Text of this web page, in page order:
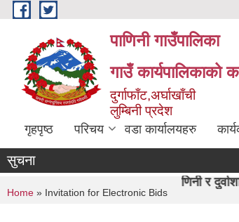
Skip to main content
पाणिनी गाउँपालिका
गाउँ कार्यपालिकाको
दुर्गाफाँट,अर्घाखाँची
लुम्बिनी प्रदेश
गृहपृष्ठ परिचय वडा कार्यालयहरु
"पाणिनी र दुर्वाशा ऋषिको
सुचना
You are here
Home » Invitation for Electronic Bids